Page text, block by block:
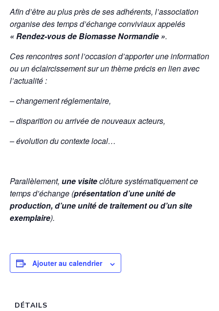
Afin d’être au plus près de ses adhérents, l’association
organise des temps d’échange conviviaux appelés
« Rendez-vous de Biomasse Normandie ».
Ces rencontres sont l’occasion d’apporter une information
ou un éclaircissement sur un thème précis en lien avec
l’actualité :
– changement réglementaire,
– disparition ou arrivée de nouveaux acteurs,
– évolution du contexte local…
Parallèlement, une visiteclôture systématiquement ce
temps d’échange (présentation d’une unité de
production, d’une unité de traitement ou d’un site
exemplaire).
Ajouter au calendrier
DÉTAILS